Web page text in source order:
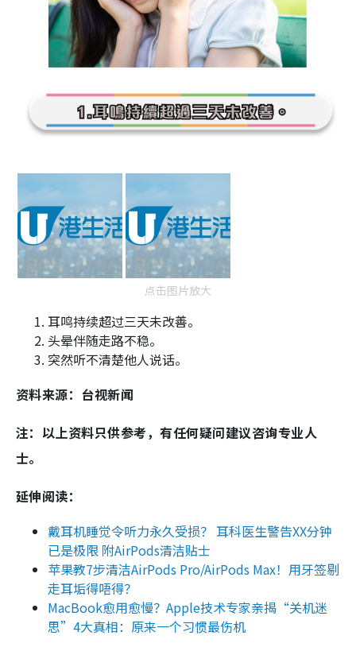
点击图片放大
耳鸣持续超过三天未改善。
头晕伴随走路不稳。
突然听不清楚他人说话。
资料来源：台视新闻
注：以上资料只供参考，有任何疑问建议咨询专业人
士。
延伸阅读：
戴耳机睡觉令听力永久受损？ 耳科医生警告XX分钟
已是极限 附AirPods清洁贴士
苹果教7步清洁AirPods Pro/AirPods Max！用牙签剔
走耳垢得唔得？
MacBook愈用愈慢？Apple技术专家亲揭“关机迷
思”4大真相：原来一个习惯最伤机